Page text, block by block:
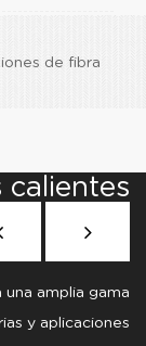
de fibra
amplia gama
y aplicaciones